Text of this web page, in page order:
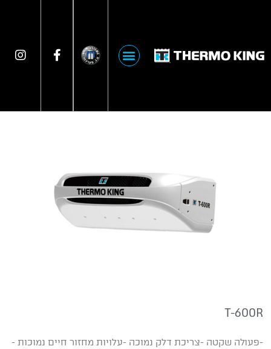
T-600R
-פעולה שקטה -צריכת דלק נמוכה -עלויות מחזור חיים נמוכות -